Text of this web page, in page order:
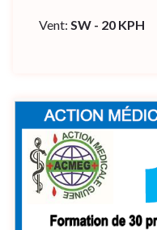
Vent: SW - 20 KPH